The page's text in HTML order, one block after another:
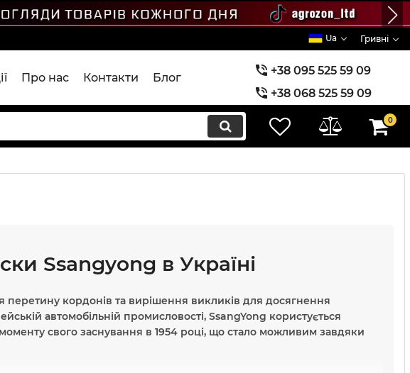
Ua Гривні
Про нас Контакти Блог
+38 095 525 59 09
+38 068 525 59 09
+38 073 525 59 09
0
Ssangyong в Україні
перетину кордонів та вирішення викликів для досягнення
автомобільній промисловості, SsangYong користується
свого заснування в 1954 році, що стало можливим завдяки